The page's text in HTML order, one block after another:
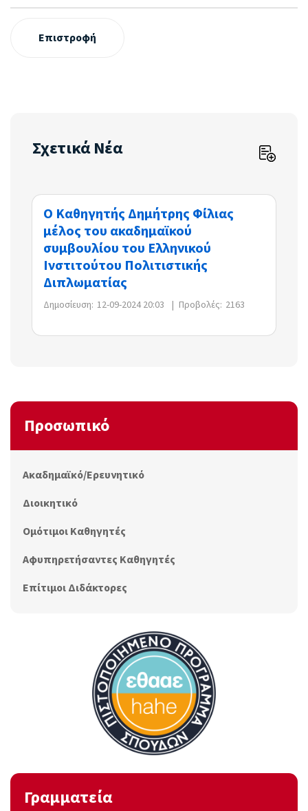
Επιστροφή
Σχετικά Νέα
Ο Καθηγητής Δημήτρης Φίλιας
μέλος του ακαδημαϊκού
συμβουλίου του Ελληνικού
Ινστιτούτου Πολιτιστικής
Διπλωματίας
Δημοσίευση: 12-09-2024 20:03 | Προβολές: 2163
Προσωπικό
Ακαδημαϊκό/Ερευνητικό
Διοικητικό
Ομότιμοι Καθηγητές
Αφυπηρετήσαντες Καθηγητές
Επίτιμοι Διδάκτορες
Γραμματεία